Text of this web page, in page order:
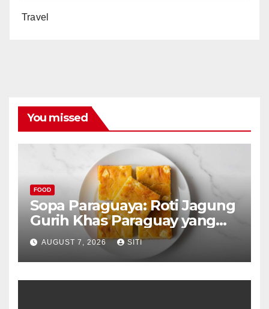
Travel
You missed
FOOD
Sopa Paraguaya: Roti Jagung
Gurih Khas Paraguay yang
Unik
AUGUST 7, 2026 SITI